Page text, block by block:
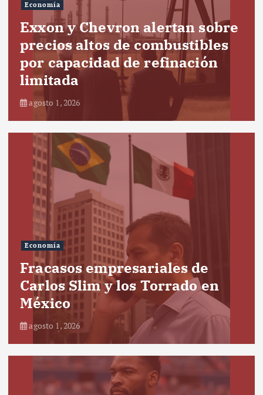
Economía
Exxon y Chevron alertan sobre
precios altos de combustibles
por capacidad de refinación
limitada
agosto 1, 2026
Economía
Fracasos empresariales de
Carlos Slim y los Torrado en
México
agosto 1, 2026